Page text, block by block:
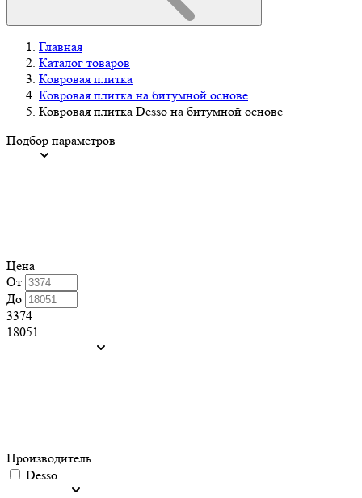
Главная
Каталог товаров
Ковровая плитка
Ковровая плитка на битумной основе
Ковровая плитка Desso на битумной основе
Подбор параметров
Цена
От
До
3374
18051
Производитель
Desso